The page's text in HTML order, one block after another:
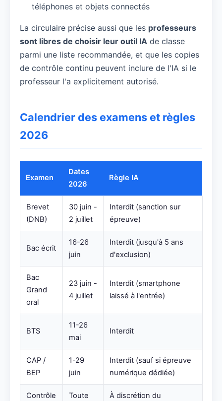
téléphones et objets connectés
La circulaire précise aussi que les professeurs
sont libres de choisir leur outil IA de classe
parmi une liste recommandée, et que les copies
de contrôle continu peuvent inclure de l'IA si le
professeur l'a explicitement autorisé.
Calendrier des examens et règles
2026
Examen
Dates
2026
Règle IA
Brevet
(DNB)
30 juin -
2 juillet
Interdit (sanction sur
épreuve)
Bac écrit
16-26
juin
Interdit (jusqu'à 5 ans
d'exclusion)
Bac
Grand
oral
23 juin -
4 juillet
Interdit (smartphone
laissé à l'entrée)
BTS
11-26
mai
Interdit
CAP /
BEP
1-29
juin
Interdit (sauf si épreuve
numérique dédiée)
Contrôle
Toute
À discrétion du